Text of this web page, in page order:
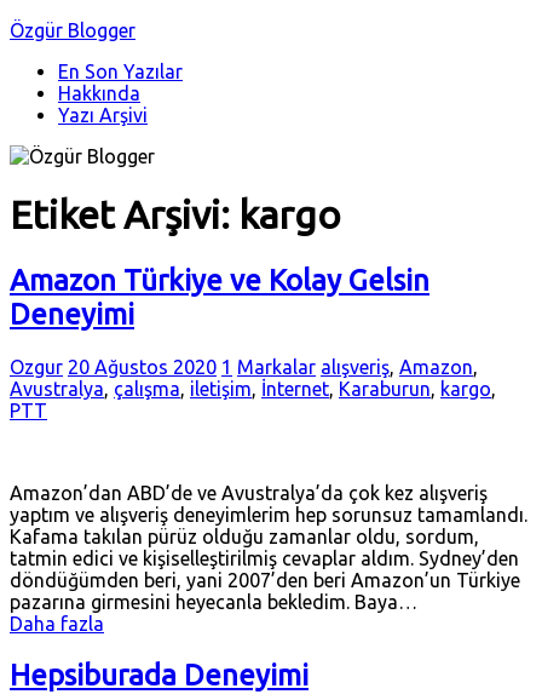
Özgür Blogger
En Son Yazılar
Hakkında
Yazı Arşivi
Etiket Arşivi: kargo
Amazon Türkiye ve Kolay Gelsin
Deneyimi
Ozgur 20 Ağustos 2020 1 Markalar alışveriş, Amazon,
Avustralya, çalışma, iletişim, İnternet, Karaburun, kargo,
PTT
Amazon’dan ABD’de ve Avustralya’da çok kez alışveriş
yaptım ve alışveriş deneyimlerim hep sorunsuz tamamlandı.
Kafama takılan pürüz olduğu zamanlar oldu, sordum,
tatmin edici ve kişiselleştirilmiş cevaplar aldım. Sydney’den
döndüğümden beri, yani 2007’den beri Amazon’un Türkiye
pazarına girmesini heyecanla bekledim. Baya…
Daha fazla
Hepsiburada Deneyimi